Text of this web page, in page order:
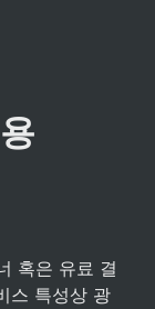
혹은 유료 결
스 특성상 광